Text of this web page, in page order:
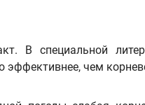
В специальной
эффективнее, чем